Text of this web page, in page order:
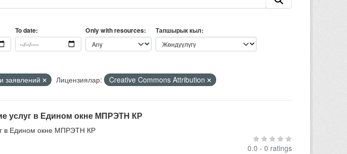
To date Only with resources Тапшырык кыл
заявлений Лицензиялар: Creative Commons Attribution
услуг в Едином окне МПРЭТН КР
в Едином окне МПРЭТН КР
0.0 - 0 ratings